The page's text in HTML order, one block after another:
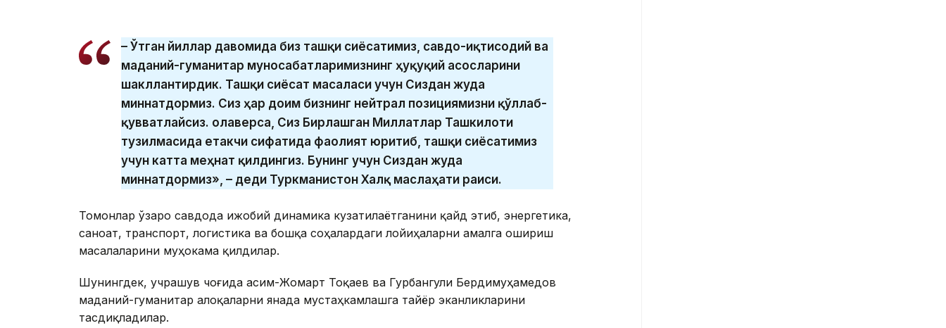
– Ўтган йиллар давомида биз ташқи сиёсатимиз, савдо-иқтисодий ва
маданий-гуманитар муносабатларимизнинг ҳуқуқий асосларини
шакллантирдик. Ташқи сиёсат масаласи учун Сиздан жуда
миннатдормиз. Сиз ҳар доим бизнинг нейтрал позициямизни қўллаб-
қувватлайсиз. Қолаверса, Сиз Бирлашган Миллатлар Ташкилоти
тузилмасида етакчи сифатида фаолият юритиб, ташқи сиёсатимиз
учун катта меҳнат қилдингиз. Бунинг учун Сиздан жуда
миннатдормиз», – деди Туркманистон Халқ маслаҳати раиси.
Томонлар ўзаро савдода ижобий динамика кузатилаётганини қайд этиб, энергетика,
саноат, транспорт, логистика ва бошқа соҳалардаги лойиҳаларни амалга ошириш
масалаларини муҳокама қилдилар.
Шунингдек, учрашув чоғида Қасим-Жомарт Тоқаев ва Гурбангули Бердимуҳамедов
маданий-гуманитар алоқаларни янада мустаҳкамлашга тайёр эканликларини
тасдиқладилар.